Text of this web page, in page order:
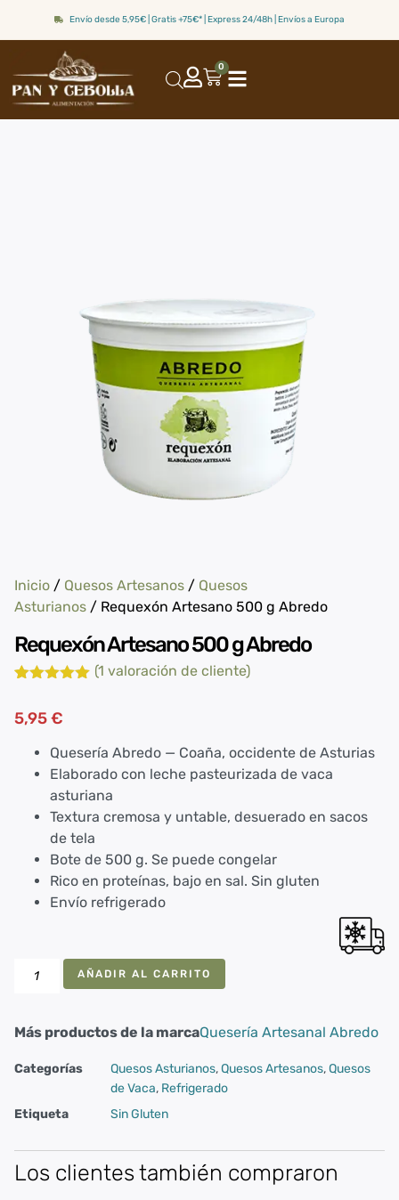
Envío desde 5,95€ | Gratis +75€* | Express 24/48h | Envíos a Europa
0
Inicio / Quesos Artesanos / Quesos
Asturianos / Requexón Artesano 500 g Abredo
Requexón Artesano 500 g Abredo
5 en base
de un
(1 valoración de cliente)
5,95€
Quesería Abredo — Coaña, occidente de Asturias
Elaborado con leche pasteurizada de vaca
asturiana
Textura cremosa y untable, desuerado en sacos
de tela
Bote de 500 g. Se puede congelar
Rico en proteínas, bajo en sal. Sin gluten
Envío refrigerado
AÑADIR AL CARRITO
Más productos de la marcaQuesería Artesanal Abredo
Categorías Quesos Asturianos,Quesos Artesanos,Quesos
de Vaca, Refrigerado
Etiqueta
Sin Gluten
Los clientes también compraron